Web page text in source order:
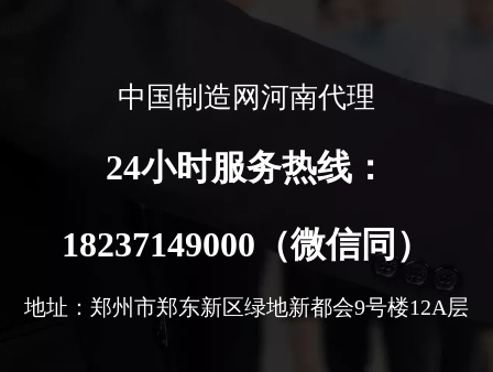
中国制造网河南代理
24小时服务热线：
18237149000（微信同）
地址：郑州市郑东新区绿地新都会9号楼12A层